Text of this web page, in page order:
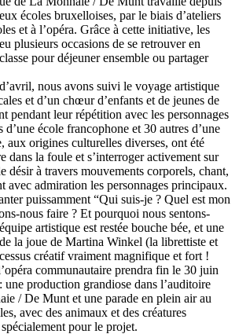
écoles bruxelloises, par le biais d’ateliers
et à l’opéra. Grâce à cette initiative, les
plusieurs occasions de se retrouver en
pour déjeuner ensemble ou partager
nous avons suivi le voyage artistique
et d’un chœur d’enfants et de jeunes de
pendant leur répétition avec les personnages
école francophone et 30 autres d’une
aux origines culturelles diverses, ont été
dans la foule et s’interroger activement sur
désir à travers mouvements corporels, chant,
avec admiration les personnages principaux.
puissamment “Qui suis-je ? Quel est mon
nous faire ? Et pourquoi nous sentons-
artistique est restée bouche bée, et une
la joue de Martina Winkel (la librettiste et
créatif vraiment magnifique et fort !
communautaire prendra fin le 30 juin
une production grandiose dans l’auditoire
/ De Munt et une parade en plein air au
avec des animaux et des créatures
pour le projet.